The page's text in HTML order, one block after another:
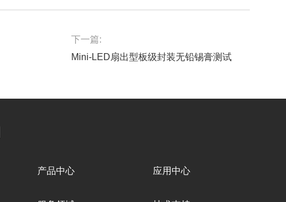
下一篇:
Mini-LED扇出型板级封装无铅锡膏测试
产品中心 应用中心